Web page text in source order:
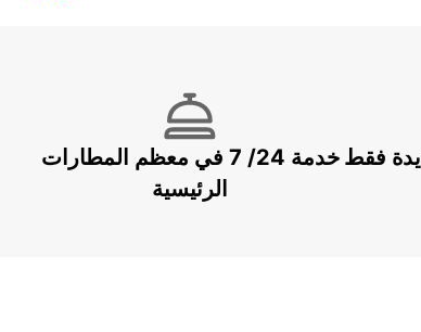
خدمة 24/ 7 في معظم المطارات
الرئيسية
فقط